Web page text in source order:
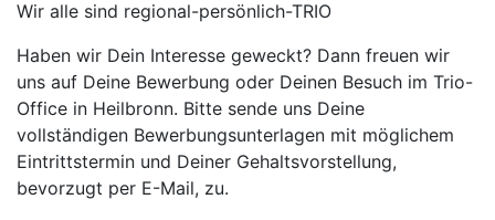
Wir alle sind regional-persönlich-TRIO
Haben wir Dein Interesse geweckt? Dann freuen wir
uns auf Deine Bewerbung oder Deinen Besuch im Trio-
Office in Heilbronn. Bitte sende uns Deine
vollständigen Bewerbungsunterlagen mit möglichem
Eintrittstermin und Deiner Gehaltsvorstellung,
bevorzugt per E-Mail, zu.